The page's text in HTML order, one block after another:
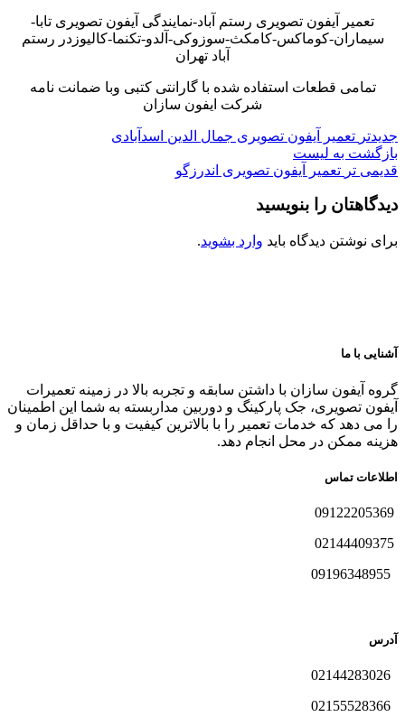
تعمیر آیفون تصویری رستم آباد-نمایندگی آیفون تصویری تابا-
سیماران-کوماکس-کامکث-سوزوکی-آلدو-تکنما-کالیوزدر رستم
آباد تهران
تمامی قطعات استفاده شده با گارانتی کتبی وبا ضمانت نامه
شرکت ایفون سازان
جدیدتر تعمیر آیفون تصویری جمال الدین اسدآبادی
بازگشت به لیست
قدیمی تر تعمیر آیفون تصویری اندرزگو
دیدگاهتان را بنویسید
برای نوشتن دیدگاه باید وارد بشوید.
آشنایی با ما
گروه آیفون سازان با داشتن سابقه و تجربه بالا در زمینه تعمیرات
آیفون تصویری، جک پارکینگ و دوربین مداربسته به شما این اطمینان
را می دهد که خدمات تعمیر را با بالاترین کیفیت و با حداقل زمان و
هزینه ممکن در محل انجام دهد.
اطلاعات تماس
آدرس